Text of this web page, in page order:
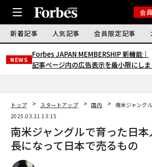
会
新着記事 人気記事 会員限定記事
NEWS
Forbes JAPAN MEMBERSHIP 新機能｜
記事ページ内の広告表示を最小限にし
トップ スタートアップ 国内
南米ジャング
2025.03.11 13:15
南米ジャングルで育った日
長になって日本で売るもの